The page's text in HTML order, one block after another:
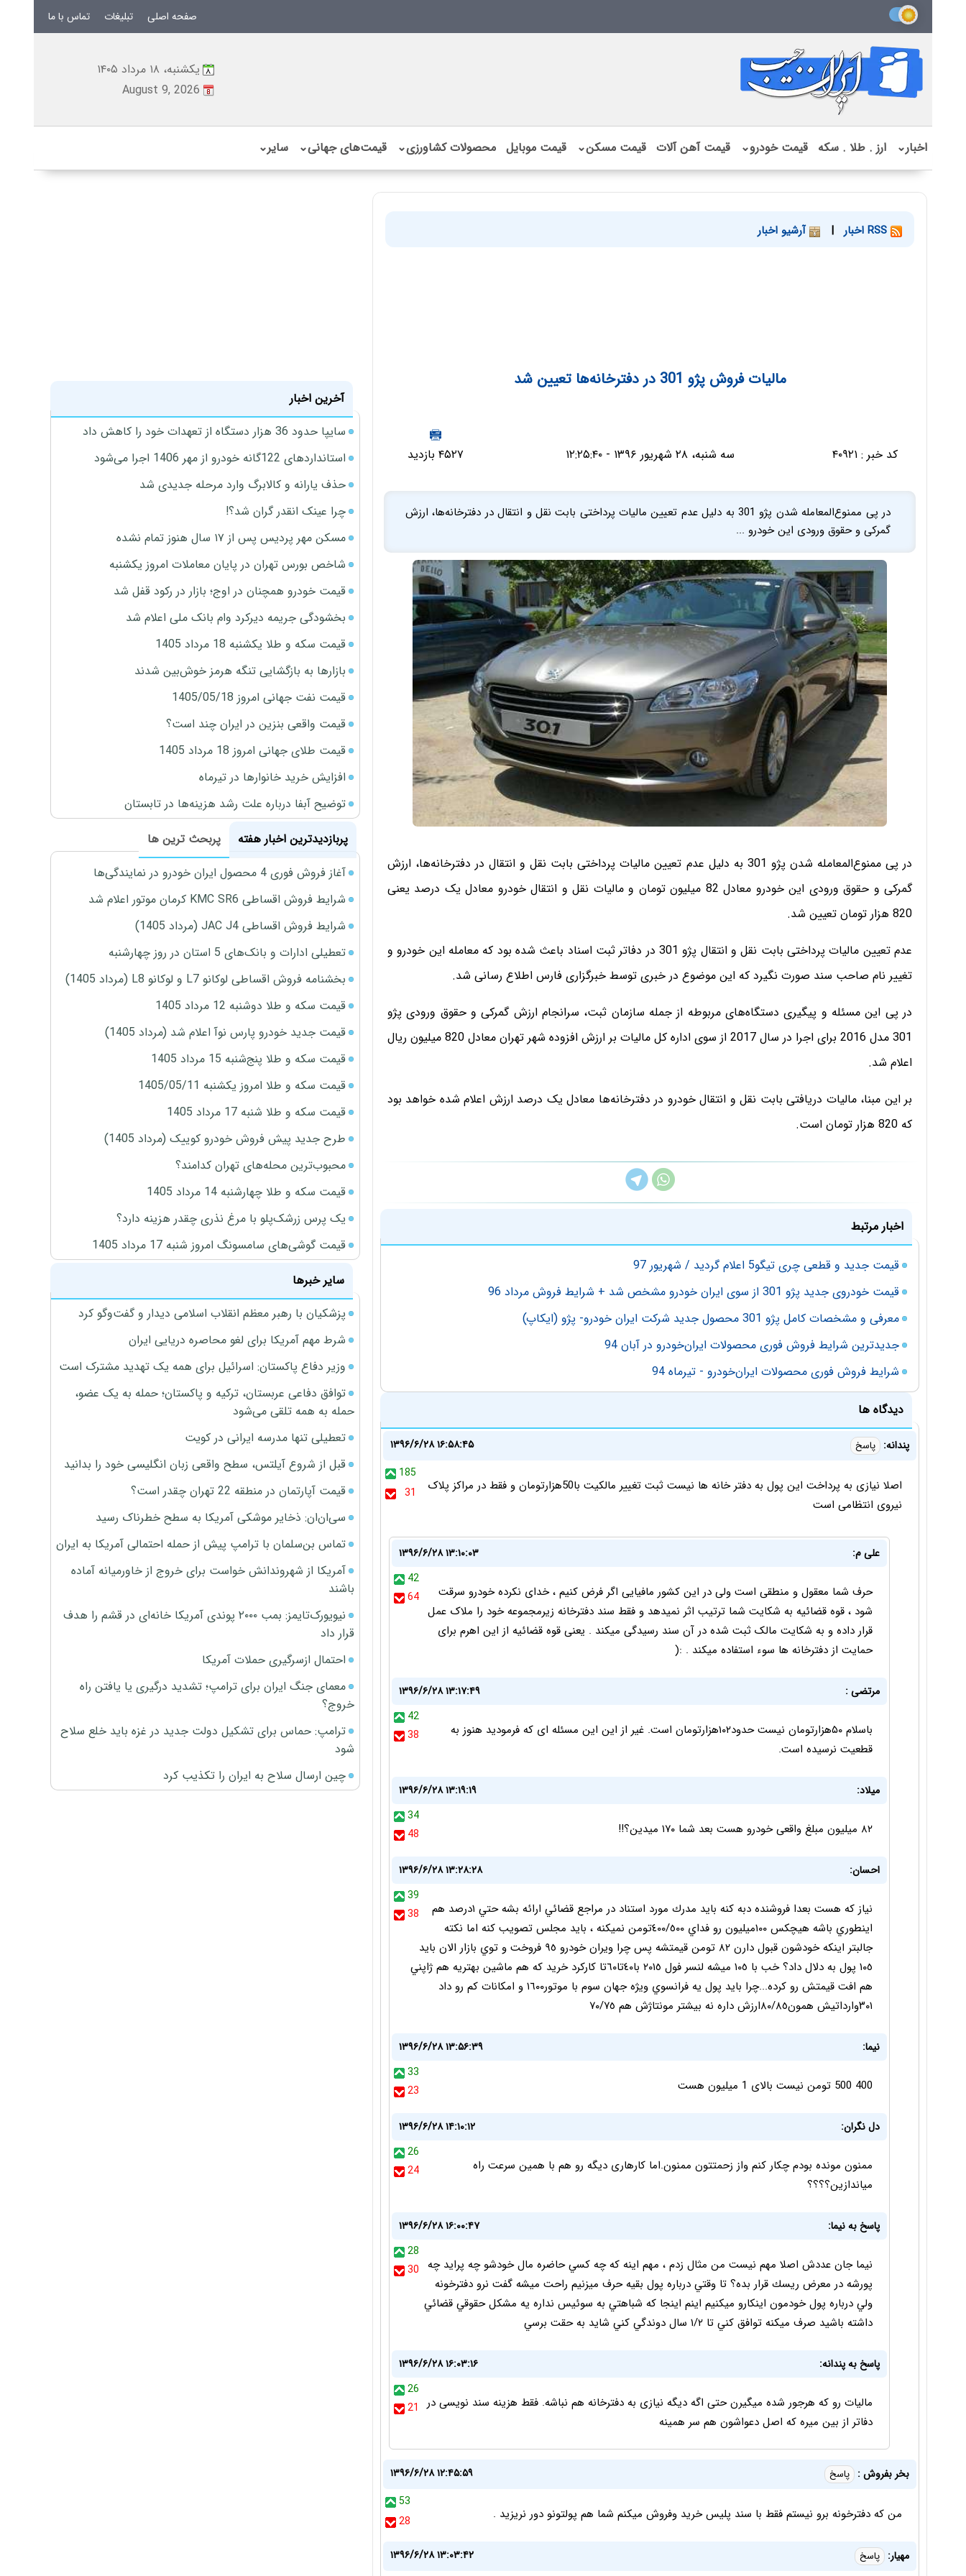
صفحه اصلی تبلیغات تماس با ما
یکشنبه، ۱۸ مرداد ۱۴۰۵
August 9, 2026
اخبار⌄ ارز . طلا . سکه قیمت خودرو⌄ قیمت آهن آلات قیمت مسکن⌄ قیمت موبایل محصولات کشاورزی⌄ قیمت‌های جهانی⌄ سایر⌄
| آرشیو اخبار
مالیات فروش پژو 301 در دفترخانه‌ها تعیین شد
کد خبر :۴۰۹۲۱ سه شنبه، ۲۸ شهریور ۱۳۹۶ - ۱۲:۲۵:۴۰ ۴۵۲۷ بازدید
در پی ممنوع‌المعامله شدن پژو 301 به دلیل عدم تعیین مالیات پرداختی بابت نقل و انتقال در دفترخانه‌ها، ارزش
گمرکی و حقوق ورودی این خودرو ...
در پی ممنوع‌المعامله شدن پژو 301 به دلیل عدم تعیین مالیات پرداختی بابت نقل و انتقال در دفترخانه‌ها، ارزش
گمرکی و حقوق ورودی این خودرو معادل 82 میلیون تومان و مالیات نقل و انتقال خودرو معادل یک درصد یعنی
820 هزار تومان تعیین شد.
عدم تعیین مالیات پرداختی بابت نقل و انتقال پژو 301 در دفاتر ثبت اسناد باعث شده بود که معامله این خودرو و
تغییر نام صاحب سند صورت نگیرد که این موضوع در خبری توسط خبرگزاری فارس اطلاع رسانی شد.
در پی این مسئله و پیگیری دستگاه‌های مربوطه از جمله سازمان ثبت، سرانجام ارزش گمرکی و حقوق ورودی پژو
301 مدل 2016 برای اجرا در سال 2017 از سوی اداره کل مالیات بر ارزش افزوده شهر تهران معادل 820 میلیون ریال
اعلام شد.
بر این مبنا، مالیات دریافتی بابت نقل و انتقال خودرو در دفترخانه‌ها معادل یک درصد ارزش اعلام شده خواهد بود
که 820 هزار تومان است.
اخبار مرتبط
قیمت جدید و قطعی چری تیگو5 اعلام گردید / شهریور 97
قیمت خودروی جدید پژو 301 از سوی ایران خودرو مشخص شد + شرایط فروش مرداد 96
معرفی و مشخصات کامل پژو 301 محصول جدید شرکت ایران خودرو- پژو (ایکاپ)
جدیدترین شرایط فروش فوری محصولات ایران‌خودرو در آبان 94
شرایط فروش فوری محصولات ایران‌خودرو - تیرماه 94
دیدگاه ها
پندانه: پاسخ
۱۳۹۶/۶/۲۸ ۱۶:۵۸:۴۵
185
31
اصلا نیازی به پرداخت این پول به دفتر خانه ها نیست ثبت تغییر مالکیت با50هزارتومان و فقط در مراکز پلاک
نیروی انتظامی است
علی م:
۱۳۹۶/۶/۲۸ ۱۳:۱۰:۰۳
42
64
حرف شما معقول و منطقی است ولی در این کشور مافیایی اگر فرض کنیم ، خدای نکرده خودرو سرقت
شود ، قوه قضائیه به شکایت شما ترتیب اثر نمیدهد و فقط سند دفترخانه زیرمجموعه خود را ملاک عمل
قرار داده و به شکایت مالک ثبت شده در آن سند رسیدگی میکند . یعنی قوه قضائیه از این اهرم برای
حمایت از دفترخانه ها سوء استفاده میکند . :(
مرتضی :
۱۳۹۶/۶/۲۸ ۱۳:۱۷:۴۹
42
38
باسلام ۵۰هزارتومان نیست حدود۱۰۲هزارتومان است. غیر از این این مسئله ای که فرمودید هنوز به
قطعیت نرسیده است.
میلاد:
۱۳۹۶/۶/۲۸ ۱۳:۱۹:۱۹
34
48
۸۲ میلیون مبلغ واقعی خودرو هست بعد شما ۱۷۰ میدین؟!!
احسان:
۱۳۹۶/۶/۲۸ ۱۳:۲۸:۲۸
39
38
نياز كه هست بعدا فروشنده دبه كنه بايد مدرك مورد استناد در مراجع قضائي ارائه بشه حتي ١درصد هم
اينطوري باشه هيچكس ١٠٠ميليون رو فداي ٤٠٠/٥٠٠تومن نميكنه ، بايد مجلس تصويب كنه اما نكته
جالبتر اينكه خودشون قبول دارن ٨٢ تومن قيمتشه پس چرا ويران خودرو ٩٥ فروخت و توي بازار الان بايد
١٠٥ پول به دلال داد؟ خب با ١٠٥ ميشه لنسر فول ٢٠١٥ با٤٠تا٦٠تا كاركرد خريد كه هم ماشين بهتريه هم ژاپني
هم افت قيمتش رو كرده...چرا بايد پول يه فرانسوي ويژه جهان سوم با موتور١٦٠٠ و امكانات كم رو داد
٣٠١وارداتيش همون٨٠/٨٥ارزش داره نه بيشتر مونتاژش هم ٧٠/٧٥
نیما:
۱۳۹۶/۶/۲۸ ۱۳:۵۶:۳۹
33
23
400 500 تومن نیست بالای 1 میلیون هست
دل نگران:
۱۳۹۶/۶/۲۸ ۱۴:۱۰:۱۲
26
24
ممنون مونده بودم چکار کنم واز زحمتتون ممنون.اما کارهاری دیگه رو هم با همین سرعت راه
میاندازین؟؟؟؟
پاسخ به نيما:
۱۳۹۶/۶/۲۸ ۱۶:۰۰:۴۷
28
30 نيما جان عددش اصلا مهم نيست من مثال زدم ، مهم اينه كه چه كسي حاضره مال خودشو چه پرايد چه
پورشه در معرض ريسك قرار بده؟ تا وقتي درباره پول بقيه حرف ميزنيم راحت ميشه گفت نرو دفترخونه
ولي درباره پول خودمون اينكارو ميكنيم اينم اينجا كه شباهتي به سوئيس نداره يه مشكل حقوقي قضائي
داشته باشيد صرف ميكنه توافق كني تا ١/٢ سال دوندگي كني شايد به حقت برسي
پاسخ به پندانه:
۱۳۹۶/۶/۲۸ ۱۶:۰۳:۱۶
26
21
مالیات رو که هرجور شده میگیرن حتی اگه دیگه نیازی به دفترخانه هم نباشه. فقط هزینه سند نویسی در
دفاتر از بین میره که اصل دعواشون هم سر همینه
بخر بفروش : پاسخ
۱۳۹۶/۶/۲۸ ۱۲:۴۵:۵۹
53
28
من که دفترخونه برو نیستم فقط با سند پلیس خرید وفروش میکنم شما هم پولتونو دور نریزید .
مهيار: پاسخ
۱۳۹۶/۶/۲۸ ۱۳:۰۳:۴۲
آخرین اخبار
سایپا حدود 36 هزار دستگاه از تعهدات خود را کاهش داد
استانداردهای 122گانه خودرو از مهر 1406 اجرا می‌شود
حذف یارانه و کالابرگ وارد مرحله جدیدی شد
چرا عینک انقدر گران شد؟!
مسکن مهر پردیس پس از ۱۷ سال هنوز تمام نشده
شاخص بورس تهران در پایان معاملات امروز یکشنبه
قیمت خودرو همچنان در اوج؛ بازار در رکود قفل شد
بخشودگی جریمه دیرکرد وام بانک ملی اعلام شد
قیمت سکه و طلا یکشنبه 18 مرداد 1405
بازارها به بازگشایی تنگه هرمز خوش‌بین شدند
قیمت نفت جهانی امروز 1405/05/18
قیمت واقعی بنزین در ایران چند است؟
قیمت طلای جهانی امروز 18 مرداد 1405
افزایش خرید خانوارها در تیرماه
توضیح آبفا درباره علت رشد هزینه‌ها در تابستان
پربازدیدترین اخبار هفته
پربحث ترین ها
آغاز فروش فوری 4 محصول ایران خودرو در نمایندگی‌ها
شرایط فروش اقساطی KMC SR6 کرمان موتور اعلام شد
شرایط فروش اقساطی JAC J4 (مرداد 1405)
تعطیلی ادارات و بانک‌های 5 استان در روز چهارشنبه
بخشنامه فروش اقساطی لوکانو L7 و لوکانو L8 (مرداد 1405)
قیمت سکه و طلا دوشنبه 12 مرداد 1405
قیمت جدید خودرو پارس نوآ اعلام شد (مرداد 1405)
قیمت سکه و طلا پنج‌شنبه 15 مرداد 1405
قیمت سکه و طلا امروز یکشنبه 1405/05/11
قیمت سکه و طلا شنبه 17 مرداد 1405
طرح جدید پیش فروش خودرو کوییک (مرداد 1405)
محبوب‌ترین محله‌های تهران کدامند؟
قیمت سکه و طلا چهارشنبه 14 مرداد 1405
یک پرس زرشک‌پلو با مرغ نذری چقدر هزینه دارد؟
قیمت گوشی‌های سامسونگ امروز شنبه 17 مرداد 1405
سایر خبرها
پزشکیان با رهبر معظم انقلاب اسلامی دیدار و گفت‌وگو کرد
شرط مهم آمریکا برای لغو محاصره دریایی ایران
وزیر دفاع پاکستان: اسرائیل برای همه یک تهدید مشترک است
توافق دفاعی عربستان، ترکیه و پاکستان؛ حمله به یک عضو،
حمله به همه تلقی می‌شود
تعطیلی تنها مدرسه ایرانی در کویت
قبل از شروع آیلتس، سطح واقعی زبان انگلیسی خود را بدانید
قیمت آپارتمان در منطقه 22 تهران چقدر است؟
سی‌ان‌ان: ذخایر موشکی آمریکا به سطح خطرناک رسید
تماس بن‌سلمان با ترامپ پیش از حمله احتمالی آمریکا به ایران
آمریکا از شهروندانش خواست برای خروج از خاورمیانه آماده
باشند
نیویورک‌تایمز: بمب ۲۰۰۰ پوندی آمریکا خانه‌ای در قشم را هدف
قرار داد
احتمال ازسرگیری حملات آمریکا
معمای جنگ ایران برای ترامپ؛ تشدید درگیری یا یافتن راه
خروج؟
ترامپ: حماس برای تشکیل دولت جدید در غزه باید خلع سلاح
شود
چین ارسال سلاح به ایران را تکذیب کرد